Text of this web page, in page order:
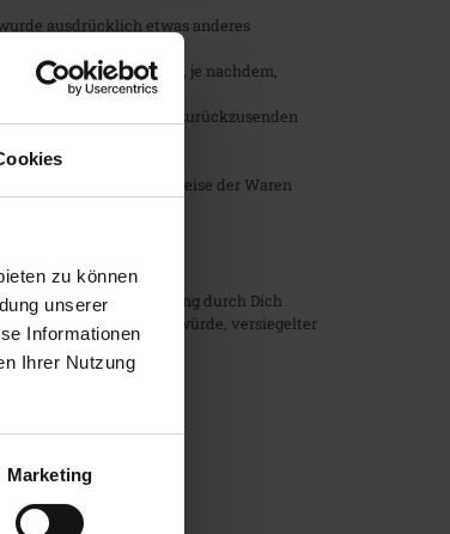
zu können
unserer
Informationen
Ihrer Nutzung
Marketing
ausdrücklich etwas anderes
zurückgesandt hast, je nachdem,
unterrichtest, an uns zurückzusenden
und Funktionsweise der Waren
oder Bestimmung durch Dich
schnell überschritten würde, versiegelter
entfernt wurde.
()